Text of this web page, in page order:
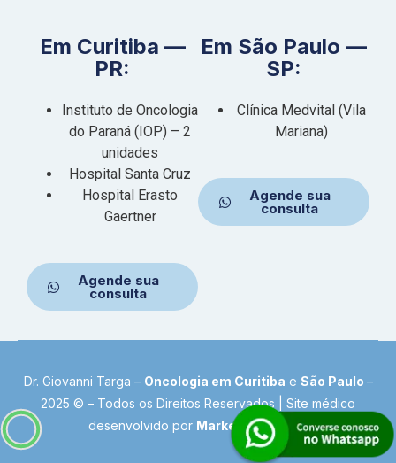
Em Curitiba —
PR:
Instituto de Oncologia
do Paraná (IOP) – 2
unidades
Hospital Santa Cruz
Hospital Erasto
Gaertner
Agende sua
consulta
Em São Paulo —
SP:
Clínica Medvital (Vila
Mariana)
Agende sua
consulta
Dr. Giovanni Targa – Oncologia em Curitiba e São Paulo –
2025 © – Todos os Direitos Reservados | Site médico
desenvolvido por Marketing Doctor